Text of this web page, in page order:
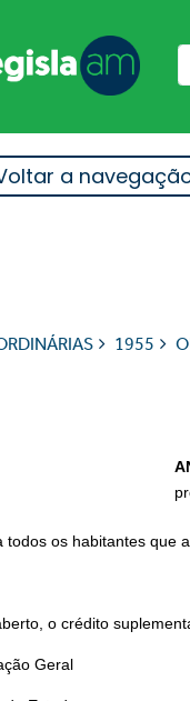
a
1955
todos os habitantes que
o crédito
Geral